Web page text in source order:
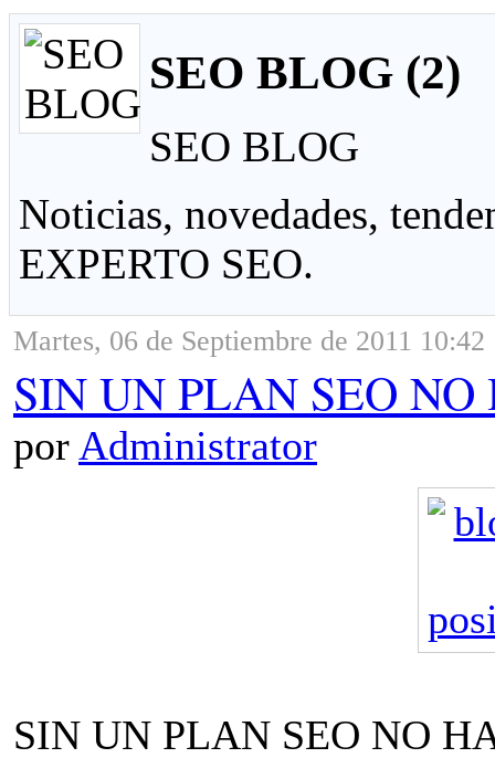
SEO BLOG (2)
SEO BLOG
Noticias, novedades,
EXPERTO SEO.
Martes, 06 de Septiembre de 2011 10:42
SIN UN PLAN SEO
por Administrator
SIN UN PLAN SEO NO